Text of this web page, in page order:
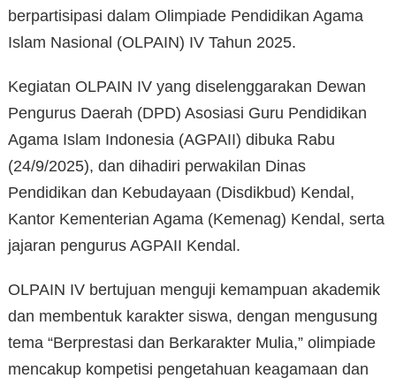
berpartisipasi dalam Olimpiade Pendidikan Agama
Islam Nasional (OLPAIN) IV Tahun 2025.
Kegiatan OLPAIN IV yang diselenggarakan Dewan
Pengurus Daerah (DPD) Asosiasi Guru Pendidikan
Agama Islam Indonesia (AGPAII) dibuka Rabu
(24/9/2025), dan dihadiri perwakilan Dinas
Pendidikan dan Kebudayaan (Disdikbud) Kendal,
Kantor Kementerian Agama (Kemenag) Kendal, serta
jajaran pengurus AGPAII Kendal.
OLPAIN IV bertujuan menguji kemampuan akademik
dan membentuk karakter siswa, dengan mengusung
tema “Berprestasi dan Berkarakter Mulia,” olimpiade
mencakup kompetisi pengetahuan keagamaan dan